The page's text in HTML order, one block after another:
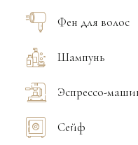
Фен для волос
Шампунь
Эспрессо-
Сейф